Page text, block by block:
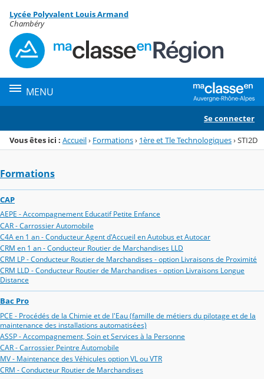
Menu de la rubrique
Contenu
Lycée Polyvalent Louis Armand
Chambéry
MENU
Se connecter
Vous êtes ici : Accueil› Formations› 1ère et Tle Technologiques›STI2D
Formations
CAP
AEPE - Accompagnement Educatif Petite Enfance
CAR - Carrossier Automobile
C4A en 1 an - Conducteur Agent d'Accueil en Autobus et Autocar
CRM en 1 an - Conducteur Routier de Marchandises LLD
CRM LP - Conducteur Routier de Marchandises - option Livraisons de Proximité
CRM LLD - Conducteur Routier de Marchandises - option Livraisons Longue
Distance
Bac Pro
PCE - Procédés de la Chimie et de l'Eau (famille de métiers du pilotage et de la
maintenance des installations automatisées)
ASSP - Accompagnement, Soin et Services à la Personne
CAR - Carrossier Peintre Automobile
MV - Maintenance des Véhicules option VL ou VTR
CRM - Conducteur Routier de Marchandises